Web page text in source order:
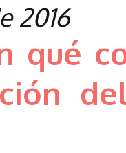
2016
qué